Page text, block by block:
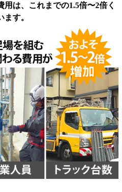
は、これまでの1.5倍〜2倍く
す。